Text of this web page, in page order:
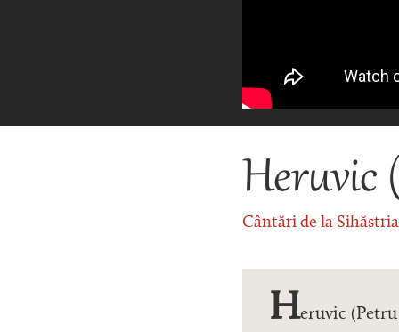
Heruvic
Cântări de la
Heruvic